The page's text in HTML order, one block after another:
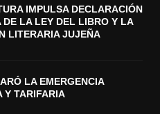
IMPULSA DECLARACIÓN
DE LA LEY DEL LIBRO Y LA
LITERARIA JUJEÑA
LA EMERGENCIA
Y TARIFARIA